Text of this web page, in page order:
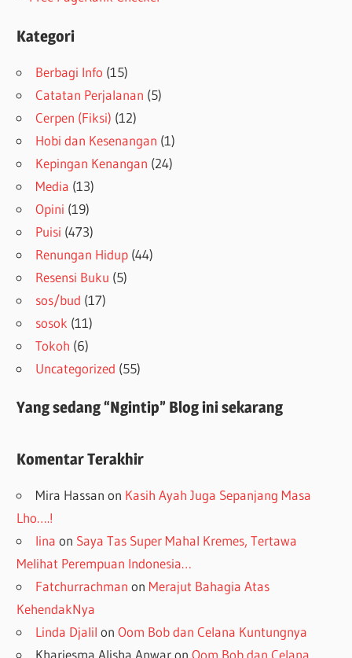
Kategori
Berbagi Info (15)
Catatan Perjalanan (5)
Cerpen (Fiksi) (12)
Hobi dan Kesenangan (1)
Kepingan Kenangan (24)
Media (13)
Opini (19)
Puisi (473)
Renungan Hidup (44)
Resensi Buku (5)
sos/bud (17)
sosok (11)
Tokoh (6)
Uncategorized (55)
Yang sedang “Ngintip” Blog ini sekarang
Komentar Terakhir
Mira Hassan on Kasih Ayah Juga Sepanjang Masa
Lho….!
lina on Saya Tas Super Mahal Kremes, Tertawa
Melihat Perempuan Indonesia…
Fatchurrachman on Merajut Bahagia Atas
KehendakNya
Linda Djalil onOom Bob dan Celana Kuntungnya
Khariesma Alisha AnwaronOom Bob dan Celana